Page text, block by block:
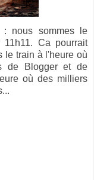
: nous sommes le
Ca pourrait
le train à l'heure où
de Blogger et de
où des milliers